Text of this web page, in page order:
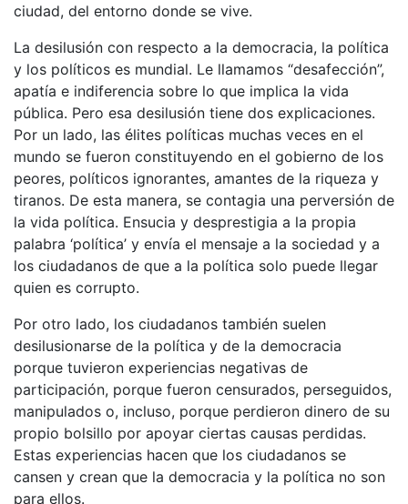
ciudad, del entorno donde se vive.
La desilusión con respecto a la democracia, la política
y los políticos es mundial. Le llamamos “desafección”,
apatía e indiferencia sobre lo que implica la vida
pública. Pero esa desilusión tiene dos explicaciones.
Por un lado, las élites políticas muchas veces en el
mundo se fueron constituyendo en el gobierno de los
peores, políticos ignorantes, amantes de la riqueza y
tiranos. De esta manera, se contagia una perversión de
la vida política. Ensucia y desprestigia a la propia
palabra ‘política’ y envía el mensaje a la sociedad y a
los ciudadanos de que a la política solo puede llegar
quien es corrupto.
Por otro lado, los ciudadanos también suelen
desilusionarse de la política y de la democracia
porque tuvieron experiencias negativas de
participación, porque fueron censurados, perseguidos,
manipulados o, incluso, porque perdieron dinero de su
propio bolsillo por apoyar ciertas causas perdidas.
Estas experiencias hacen que los ciudadanos se
cansen y crean que la democracia y la política no son
para ellos.